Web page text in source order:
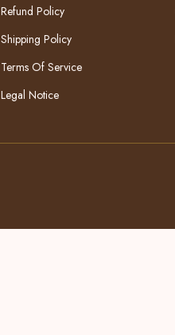
Refund Policy
Shipping Policy
Terms Of Service
Legal Notice